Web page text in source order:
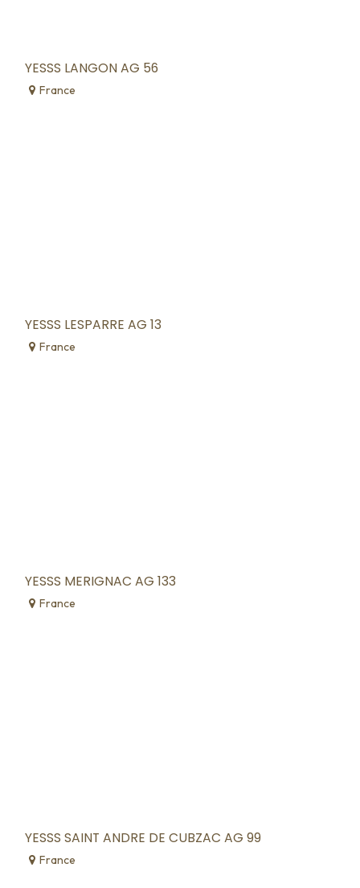
YESSS LANGON AG 56
France
YESSS LESPARRE AG 13
France
YESSS MERIGNAC AG 133
France
YESSS SAINT ANDRE DE CUBZAC AG 99
France